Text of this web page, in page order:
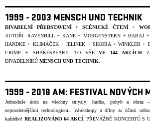
1999 - 2003 MENSCH UND TECHNIK
DIVADELNÍ PŘEDSTAVENÍ+SCÉNICKÉ ČTENÍ+
AUTOŘI: RAVENHILL + KANE + MORGENSTERN + HABAJ
HANDKE + KLIMÁČEK + JELINEK + SIKORA + WINKLER +
CRIMP + SHAKESPEARE. TO VŠEVE 144 AKCÍCH Z
DIVADELNÍKŮ MENSCH UND TECHNIK
1999 - 2018 AM: FESTIVAL NOVÝCH
Jednoduše útok na všechny smysly: hudba, pohyb a obraz
nejmodernějšími technologiemi. Workshopy a dílny za účasti
každého! REALIZOVÁNO 64 AKCÍ, PŘEVÁŽNĚ KONCERTŮ S